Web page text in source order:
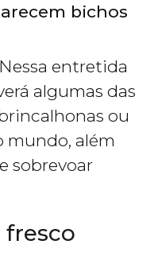
bichos
Nessa entretida
algumas das
ou
mundo, além
sobrevoar
fresco